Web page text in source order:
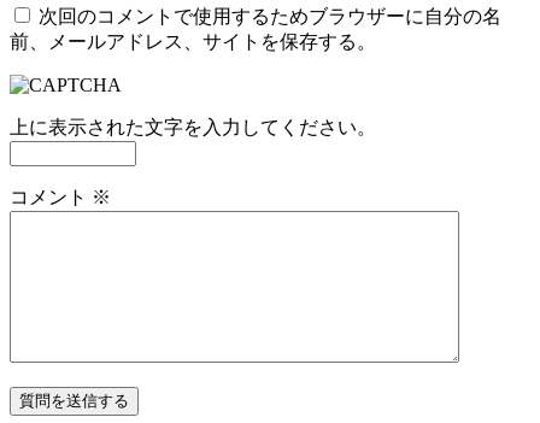
次回のコメントで使用するためブラウザーに自分の名
前、メールアドレス、サイトを保存する。
上に表示された文字を入力してください。
コメント ※